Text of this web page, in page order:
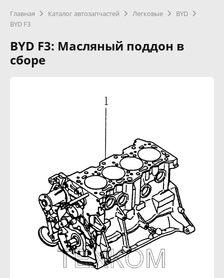
Главная Каталог автозапчастей Легковые
BYD
BYD F3
BYD F3: Масляный поддон в
сборе